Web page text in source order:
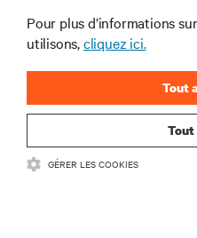
Pour plus d’informations
utilisons,cliquez ici.
Tout
GÉRER LES COOKIES